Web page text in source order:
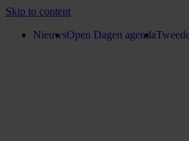
Skip to content
NieuwsOpen Dagen agenda